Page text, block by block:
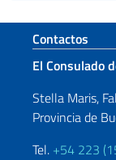
Contactos
El Consulado
Stella Maris,
Provincia de
Tel. +54 223